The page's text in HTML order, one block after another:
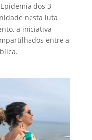
dos 3
nesta luta
a iniciativa
entre a